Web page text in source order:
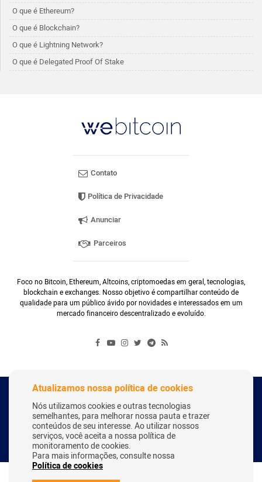
O que é Ethereum?
O que é Blockchain?
O que é Lightning Network?
O que é Delegated Proof Of Stake
Contato
Política de Privacidade
Anunciar
Parceiros
Foco no Bitcoin, Ethereum, Altcoins, criptomoedas em geral, tecnologias,
blockchain e exchanges. Nosso objetivo é compartilhar conteúdo de
qualidade para um público ávido por novidades e interessados em um
mercado financeiro descentralizado e evoluído.
Copyright Webitcoin 2018 - Todos os Direitos Reservados
Desenvolvido por: Herick Correa
Atualizamos nossa política de cookies
Nós utilizamos cookies e outras tecnologias
semelhantes, para melhorar nossa pauta e trazer
conteúdos de seu interesse. Ao utilizar nossos
serviços, você aceita a nossa política de
monitoramento de cookies.
Para mais informações, consulte nossa
Política de cookies